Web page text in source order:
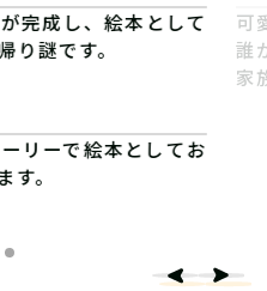
完成し、絵本として
り謎です。
リーで絵本としてお
。
可
誰
家